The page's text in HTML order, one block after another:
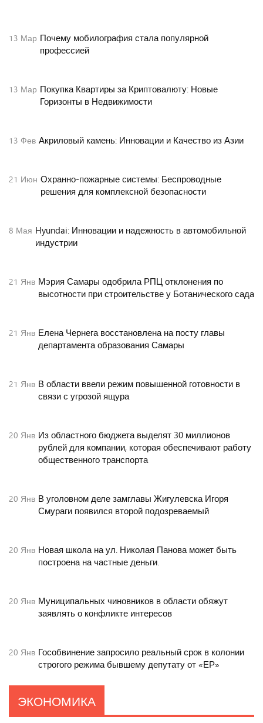
22
13 Мар Почему мобилография стала популярной
профессией
13 Мар Покупка Квартиры за Криптовалюту: Новые
Горизонты в Недвижимости
13 Фев Акриловый камень: Инновации и Качество из Азии
21 Июн Охранно-пожарные системы: Беспроводные
решения для комплексной безопасности
8 Мая Hyundai: Инновации и надежность в автомобильной
индустрии
21 Янв Мэрия Самары одобрила РПЦ отклонения по
высотности при строительстве у Ботанического сада
21 Янв Елена Чернега восстановлена на посту главы
департамента образования Самары
21 Янв В области ввели режим повышенной готовности в
связи с угрозой ящура
20 Янв Из областного бюджета выделят 30 миллионов
рублей для компании, которая обеспечивают работу
общественного транспорта
20 Янв В уголовном деле замглавы Жигулевска Игоря
Смураги появился второй подозреваемый
20 Янв Новая школа на ул. Николая Панова может быть
построена на частные деньги.
20 Янв Муниципальных чиновников в области обяжут
заявлять о конфликте интересов
20 Янв Гособвинение запросило реальный срок в колонии
строгого режима бывшему депутату от «ЕР»
ЭКОНОМИКА